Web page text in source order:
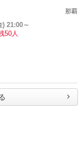
那覇
) 21:00～
50人